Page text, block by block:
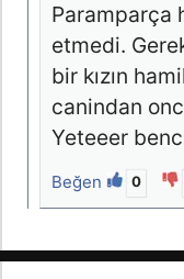
Paramparça
etmedi.
bir kızın
canindan
Yeteeer
Beğen 0